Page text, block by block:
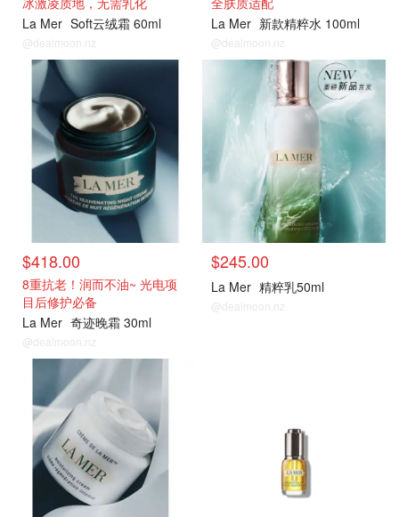
La Mer Soft云绒霜 60ml
@dealmoon.nz
La Mer 新款精粹水 100ml
@dealmoon.nz
官网
$418.00
8重抗老！润而不油~ 光电项
目后修护必备
La Mer 奇迹晚霜 30ml
@dealmoon.nz
$245.00
La Mer 精粹乳50ml
@dealmoon.nz